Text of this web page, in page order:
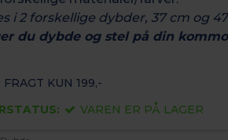
i 2 forskellige dybder, 37 cm og
du dybde og stel på din
FRAGT KUN 199,-
VAREN ER PÅ LAGER